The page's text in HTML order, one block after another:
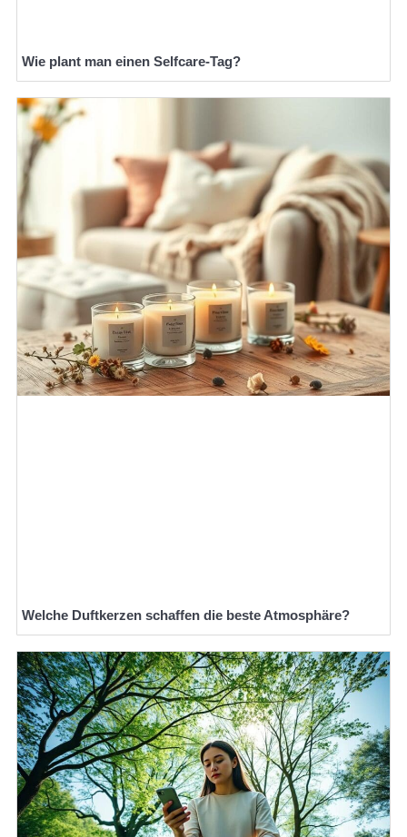
Wie plant man einen Selfcare-Tag?
Welche Duftkerzen schaffen die beste Atmosphäre?